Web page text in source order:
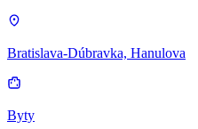
Bratislava-Dúbravka, Hanulova
Byty